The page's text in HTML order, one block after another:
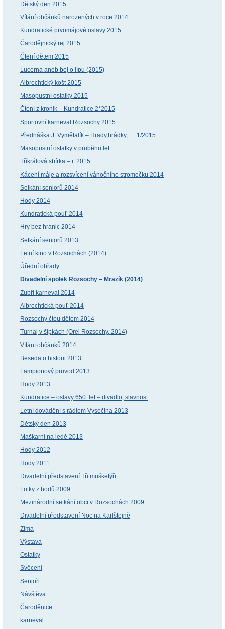
Dětský den 2015
Vítání občánků narozených v roce 2014
Kundratické prvomájové oslavy 2015
Čarodějnický rej 2015
Čtení dětem 2015
Lucerna aneb boj o lípu (2015)
Albrechtický košt 2015
Masopustní ostatky 2015
Čtení z kronik – Kundratice 2*2015
Sportovní karneval Rozsochy 2015
Přednáška J. Vymětalík – Hrady,hrádky, … 1/2015
Masopustní ostatky v průběhu let
Tříkrálová sbírka – r. 2015
Kácení máje a rozsvícení vánočního stromečku 2014
Setkání seniorů 2014
Hody 2014
Kundratická pouť 2014
Hry bez hranic 2014
Setkání seniorů 2013
Letní kino v Rozsochách (2014)
Úřední obřady
Divadelní spolek Rozsochy – Mrazík (2014)
Zubří karneval 2014
Albrechtická pouť 2014
Rozsochy čtou dětem 2014
Turnaj v šipkách (Orel Rozsochy, 2014)
Vítání občánků 2014
Beseda o historii 2013
Lampionový průvod 2013
Hody 2013
Kundratice – oslavy 650. let – divadlo, slavnost
Letní dovádění s rádiem Vysočina 2013
Dětský den 2013
Maškarní na ledě 2013
Hody 2012
Hody 2011
Divadelní představení Tři mušketýři
Fotky z hodů 2009
Mezinárodní setkání obci v Rozsochách 2009
Divadelní představení Noc na Karlštejně
Zima
Výstava
Ostatky
Svěcení
Senioři
Návštěva
Čaroděnice
karneval